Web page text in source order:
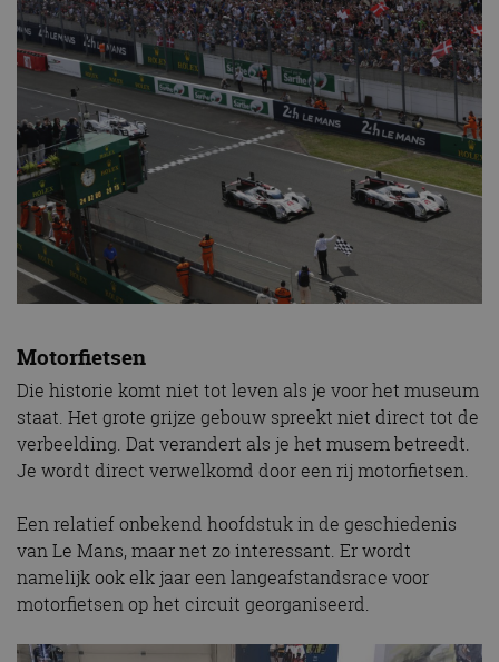
Motorfietsen
Die historie komt niet tot leven als je voor het museum
staat. Het grote grijze gebouw spreekt niet direct tot de
verbeelding. Dat verandert als je het musem betreedt.
Je wordt direct verwelkomd door een rij motorfietsen.
Een relatief onbekend hoofdstuk in de geschiedenis
van Le Mans, maar net zo interessant. Er wordt
namelijk ook elk jaar een langeafstandsrace voor
motorfietsen op het circuit georganiseerd.